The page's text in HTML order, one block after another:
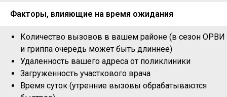
Факторы, влияющие на время ожидания
Количество вызовов в вашем районе (в сезон ОРВИ
и гриппа очередь может быть длиннее)
Удаленность вашего адреса от поликлиники
Загруженность участкового врача
Время суток (утренние вызовы обрабатываются